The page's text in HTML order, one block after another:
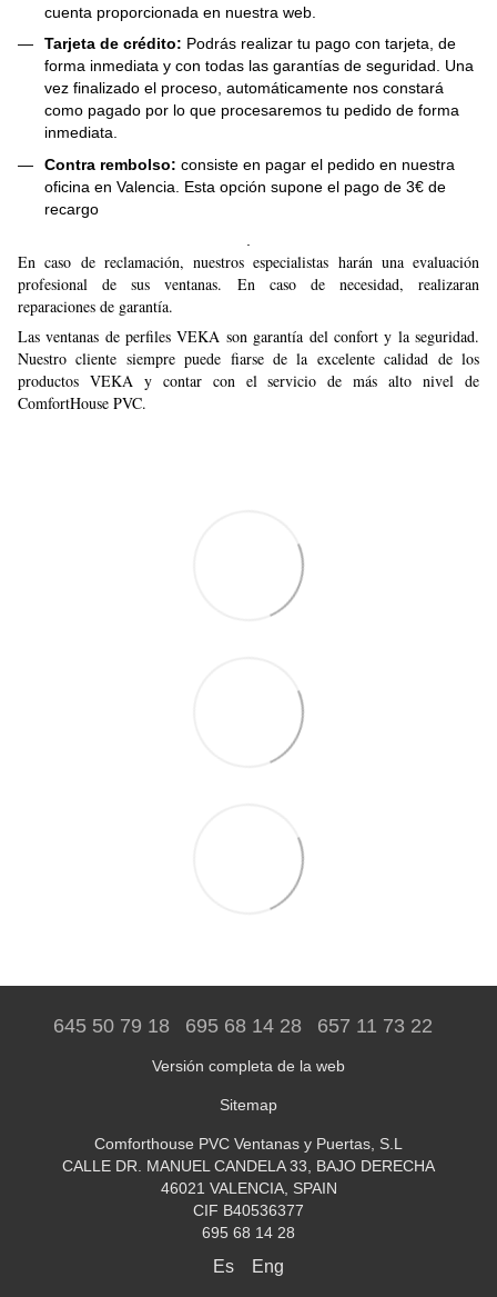
cuenta proporcionada en nuestra web.
Tarjeta de crédito: Podrás realizar tu pago con tarjeta, de
forma inmediata y con todas las garantías de seguridad. Una
vez finalizado el proceso, automáticamente nos constará
como pagado por lo que procesaremos tu pedido de forma
inmediata.
Contra rembolso: consiste en pagar el pedido en nuestra
oficina en Valencia. Esta opción supone el pago de 3€ de
recargo
En caso de reclamación, nuestros especialistas harán una evaluación
profesional de sus ventanas. En caso de necesidad, realizaran
reparaciones de garantía.
Las ventanas de perfiles VEKA son garantía del confort y la seguridad.
Nuestro cliente siempre puede fiarse de la excelente calidad de los
productos VEKA y contar con el servicio de más alto nivel de
ComfortHouse PVC.
645 50 79 18 695 68 14 28 657 11 73 22
Versión completa de la web
Sitemap
Comforthouse PVC Ventanas y Puertas, S.L
CALLE DR. MANUEL CANDELA 33, BAJO DERECHA
46021 VALENCIA, SPAIN
CIF B40536377
695 68 14 28
Es Eng